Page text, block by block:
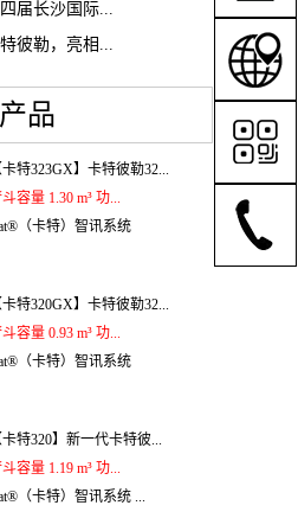
届长沙国际...
彼勒，亮相...
品
卡特323GX】卡特彼勒32...
容量 1.30 m³ 功...
（卡特）智讯系统
卡特320GX】卡特彼勒32...
容量 0.93 m³ 功...
（卡特）智讯系统
卡特320】新一代卡特彼...
容量 1.19 m³ 功...
（卡特）智讯系统 ...